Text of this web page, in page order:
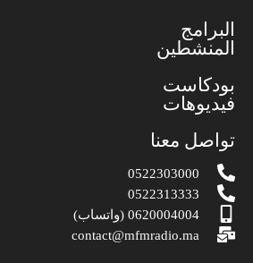
البرامج
المنشطين
بودكاست
فيديوهات
تواصل معنا
0522303000
0522313333
0620004004 (واتساب)
contact@mfmradio.ma